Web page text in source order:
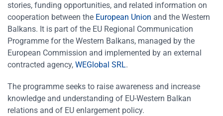
stories, funding opportunities, and related information on
cooperation between the European Union and the Western
Balkans. It is part of the EU Regional Communication
Programme for the Western Balkans, managed by the
European Commission and implemented by an external
contracted agency, WEGlobal SRL.
The programme seeks to raise awareness and increase
knowledge and understanding of EU-Western Balkan
relations and of EU enlargement policy.